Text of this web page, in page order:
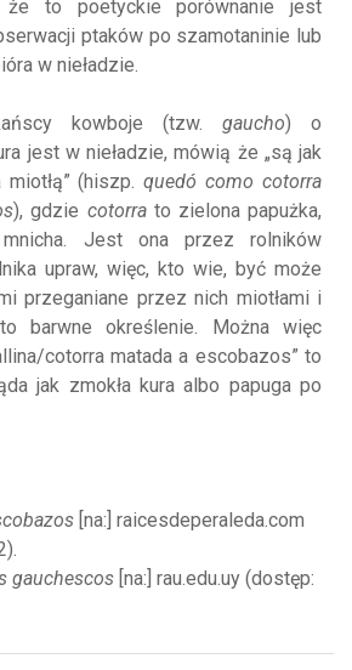
że to poetyckie porównanie jest
ptaków po szamotaninie lub
w nieładzie.
kowboje (tzw. gaucho) o
jest w nieładzie, mówią że „są jak
miotłą” (hiszp.quedó como cotorra
), gdzie cotorrato zielona papużka,
Jest ona przez rolników
upraw, więc, kto wie, być może
przeganiane przez nich miotłami i
barwne określenie. Można więc
cotorra matada a escobazos” to
jak zmokła kura albo papuga po
[na:] raicesdeperaleda.com
gauchescos [na:] rau.edu.uy (dostęp: